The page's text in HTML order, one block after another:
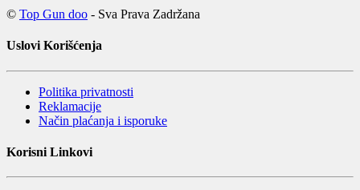
© Top Gun doo - Sva Prava Zadržana
Uslovi Korišćenja
Politika privatnosti
Reklamacije
Način plaćanja i isporuke
Korisni Linkovi